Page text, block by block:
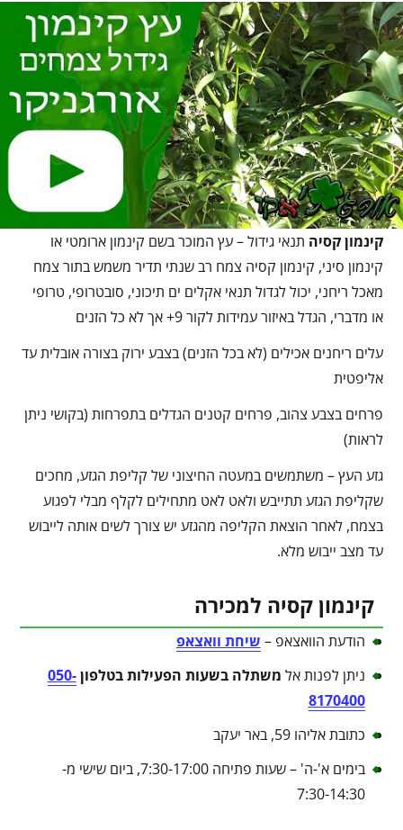
קינמון קסיה תנאי גידול – עץ המוכר בשם קינמון ארומטי או
קינמון סיני, קינמון קסיה צמח רב שנתי תדיר משמש בתור צמח
מאכל ריחני, יכול לגדול תנאי אקלים ים תיכוני, סובטרופי, טרופי
או מדברי, הגדל באיזור עמידות לקור 9+ אך לא כל הזנים
עלים ריחנים אכילים (לא בכל הזנים) בצבע ירוק בצורה אובלית עד
אליפטית
פרחים בצבע צהוב, פרחים קטנים הגדלים בתפרחות (בקושי ניתן
לראות)
גזע העץ – משתמשים במעטה החיצוני של קליפת הגזע, מחכים
שקליפת הגזע תתייבש ולאט לאט מתחילים לקלף מבלי לפגוע
בצמח, לאחר הוצאת הקליפה מהגזע יש צורך לשים אותה לייבוש
עד מצב ייבוש מלא.
קינמון קסיה למכירה
הודעת הוואצאפ – שיחת וואצאפ
ניתן לפנות אל משתלה בשעות הפעילות בטלפון050-
8170400
כתובת אליהו 59, באר יעקב
בימים א'-ה' – שעות פתיחה 7:30-17:00, ביום שישי מ-
7:30-14:30